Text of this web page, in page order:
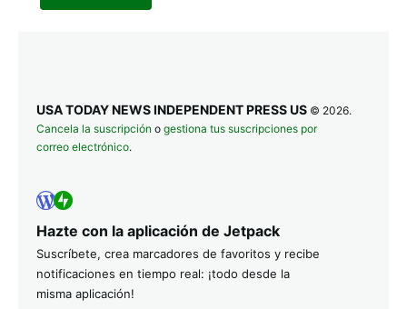
USA TODAY NEWS INDEPENDENT PRESS US © 2026.
Cancela la suscripción o gestiona tus suscripciones por
correo electrónico.
Hazte con la aplicación de Jetpack
Suscríbete, crea marcadores de favoritos y recibe
notificaciones en tiempo real: ¡todo desde la
misma aplicación!